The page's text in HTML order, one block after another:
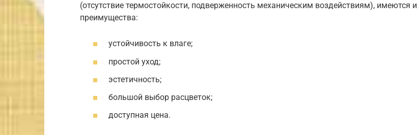
(отсутствие термостойкости, подверженность механическим воздействиям), имеются и
преимущества:
устойчивость к влаге;
простой уход;
эстетичность;
большой выбор расцветок;
доступная цена.